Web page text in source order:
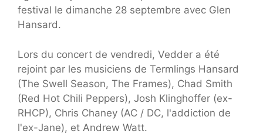
festival le dimanche 28 septembre avec Glen
Hansard.
Lors du concert de vendredi, Vedder a été
rejoint par les musiciens de Termlings Hansard
(The Swell Season, The Frames), Chad Smith
(Red Hot Chili Peppers), Josh Klinghoffer (ex-
RHCP), Chris Chaney (AC / DC, l'addiction de
l'ex-Jane), et Andrew Watt.